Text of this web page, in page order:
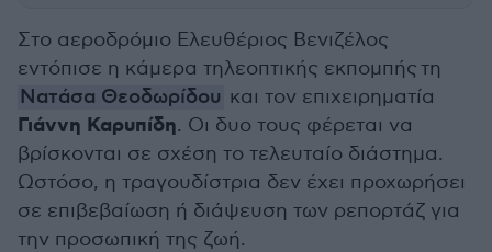
Στο αεροδρόμιο Ελευθέριος Βενιζέλος
εντόπισε η κάμερα τηλεοπτικής εκπομπής τη
Νατάσα Θεοδωρίδου και τον επιχειρηματία
Γιάννη Καρυπίδη. Οι δυο τους φέρεται να
βρίσκονται σε σχέση το τελευταίο διάστημα.
Ωστόσο, η τραγουδίστρια δεν έχει προχωρήσει
σε επιβεβαίωση ή διάψευση των ρεπορτάζ για
την προσωπική της ζωή.